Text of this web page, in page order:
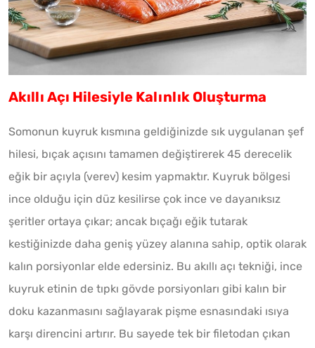
Akıllı Açı Hilesiyle Kalınlık Oluşturma
Somonun kuyruk kısmına geldiğinizde sık uygulanan şef
hilesi, bıçak açısını tamamen değiştirerek 45 derecelik
eğik bir açıyla (verev) kesim yapmaktır. Kuyruk bölgesi
ince olduğu için düz kesilirse çok ince ve dayanıksız
şeritler ortaya çıkar; ancak bıçağı eğik tutarak
kestiğinizde daha geniş yüzey alanına sahip, optik olarak
kalın porsiyonlar elde edersiniz. Bu akıllı açı tekniği, ince
kuyruk etinin de tıpkı gövde porsiyonları gibi kalın bir
doku kazanmasını sağlayarak pişme esnasındaki ısıya
karşı direncini artırır. Bu sayede tek bir filetodan çıkan